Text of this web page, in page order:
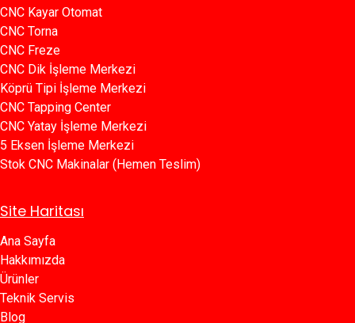
CNC Kayar Otomat
CNC Torna
CNC Freze
CNC Dik İşleme Merkezi
Köprü Tipi İşleme Merkezi
C​​NC Tapping Center
CNC Yatay İşleme Merkezi
5 Eksen İşleme Merkezi
Stok CNC Makinalar (Hemen Teslim)
Site Haritası
Ana Sayfa​​
Hakkımızda
Ürünler​
Teknik Servis
Blog​​